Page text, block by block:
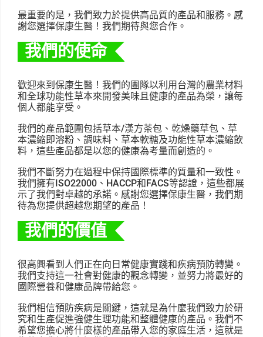
最重要的是，我們致力於提供高品質的產品和服務。感
謝您選擇保康生醫！我們期待與您合作。
我們的使命
歡迎來到保康生醫！我們的團隊以利用台灣的農業材料
和全球功能性草本來開發美味且健康的產品為榮，讓每
個人都能享受。
我們的產品範圍包括草本/漢方茶包、乾燥藥草包、草
本濃縮即溶粉、調味料、草本軟糖及功能性草本濃縮飲
料，這些產品都是以您的健康為考量而創造的。
我們不斷努力在過程中保持國際標準的質量和一致性。
我們擁有ISO22000、HACCP和FACS等認證，這些都展
示了我們對卓越的承諾。感謝您選擇保康生醫，我們期
待為您提供超越您期望的產品！
我們的價值
很高興看到人們正在向日常健康實踐和疾病預防轉變。
我們支持這一社會對健康的觀念轉變，並努力將最好的
國際營養和健康品牌帶給您。
我們相信預防疾病是關鍵，這就是為什麼我們致力於研
究和生產促進強健生理功能和整體健康的產品。我們不
希望您擔心將什麼樣的產品帶入您的家庭生活，這就是